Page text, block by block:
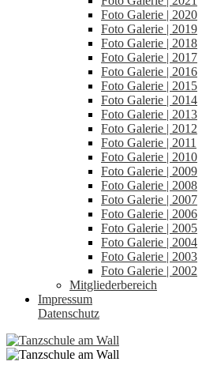
Foto Galerie | 2020
Foto Galerie | 2019
Foto Galerie | 2018
Foto Galerie | 2017
Foto Galerie | 2016
Foto Galerie | 2015
Foto Galerie | 2014
Foto Galerie | 2013
Foto Galerie | 2012
Foto Galerie | 2011
Foto Galerie | 2010
Foto Galerie | 2009
Foto Galerie | 2008
Foto Galerie | 2007
Foto Galerie | 2006
Foto Galerie | 2005
Foto Galerie | 2004
Foto Galerie | 2003
Foto Galerie | 2002
Mitgliederbereich
Impressum
Datenschutz